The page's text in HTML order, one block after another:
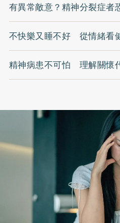
有異常敵意？精神分裂症者
不快樂又睡不好 從情緒看
精神病患不可怕 理解關懷